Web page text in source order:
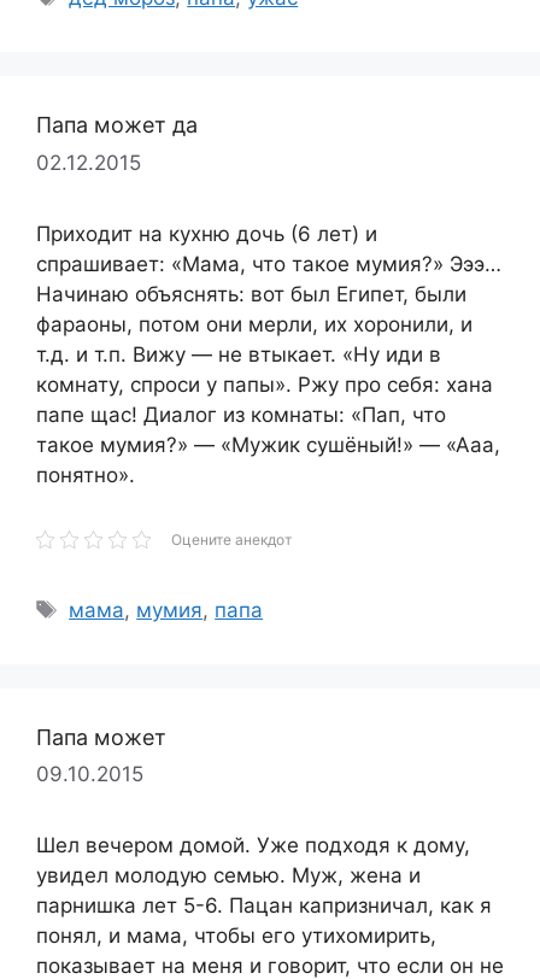
Папа может да
02.12.2015
Приходит на кухню дочь (6 лет) и
спрашивает: «Мама, что такое мумия?» Эээ…
Начинаю объяснять: вот был Египет, были
фараоны, потом они мерли, их хоронили, и
т.д. и т.п. Вижу — не втыкает. «Ну иди в
комнату, спроси у папы». Ржу про себя: хана
папе щас! Диалог из комнаты: «Пап, что
такое мумия?» — «Мужик сушёный!» — «Ааа,
понятно».
Оцените анекдот
Метки
мама, мумия, папа
Папа может
09.10.2015
Шел вечером домой. Уже подходя к дому,
увидел молодую семью. Муж, жена и
парнишка лет 5-6. Пацан капризничал, как я
понял, и мама, чтобы его утихомирить,
показывает на меня и говорит, что если он не